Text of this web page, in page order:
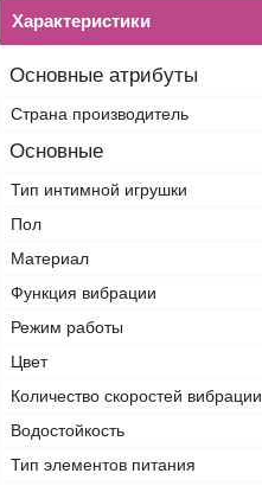
Характеристики
Основные атрибуты
Страна производитель
Основные
Тип интимной игрушки
Пол
Материал
Функция вибрации
Режим работы
Цвет
Количество скоростей вибрации
Водостойкость
Тип элементов питания